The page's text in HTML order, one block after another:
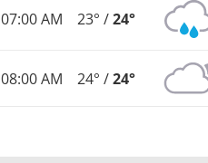
07:00 AM 23° /24°
08:00 AM 24° /24°